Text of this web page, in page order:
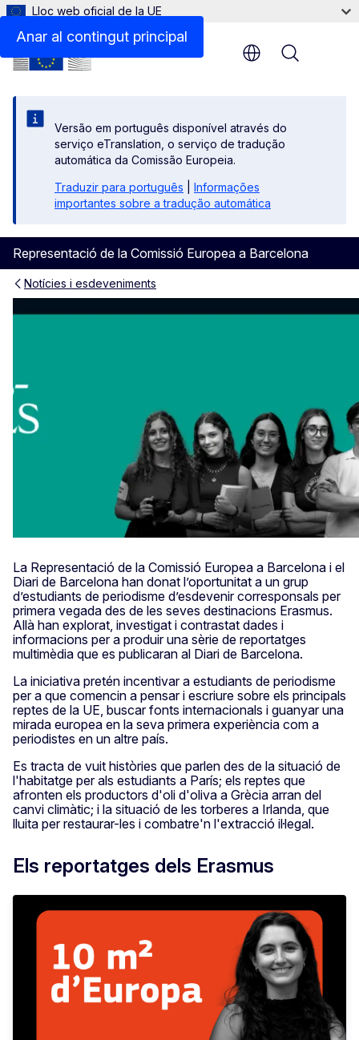
Anar al contingut principal
Lloc web oficial de la UE
Versão em português disponível através do
serviço eTranslation, o serviço de tradução
automática da Comissão Europeia.
Traduzir para português
Informações
importantes sobre a tradução automática
Representació de la Comissió Europea a Barcelona
Menu
Notícies i esdeveniments
Ona Europa: la veu dels
La Representació de la Comissió Europea a Barcelona i el
Diari de Barcelona han donat l’oportunitat a un grup
d’estudiants de periodisme d’esdevenir corresponsals per
primera vegada des de les seves destinacions Erasmus.
Allà han explorat, investigat i contrastat dades i
informacions per a produir una sèrie de reportatges
multimèdia que es publicaran al Diari de Barcelona.
La iniciativa pretén incentivar a estudiants de periodisme
per a que comencin a pensar i escriure sobre els principals
reptes de la UE, buscar fonts internacionals i guanyar una
mirada europea en la seva primera experiència com a
periodistes en un altre país.
Es tracta de vuit històries que parlen des de la situació de
l'habitatge per als estudiants a París; els reptes que
afronten els productors d'oli d'oliva a Grècia arran del
canvi climàtic; i la situació de les torberes a Irlanda, que
lluita per restaurar-les i combatre'n l'extracció il·legal.
Els reportatges dels Erasmus